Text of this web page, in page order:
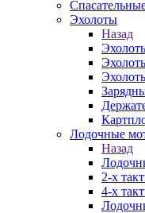
Эхолоты
Назад
Лодочные
Назад
2-х
4-х